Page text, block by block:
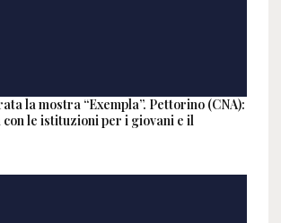
la mostra “Exempla”. Pettorino (CNA):
le istituzioni per i giovani e il